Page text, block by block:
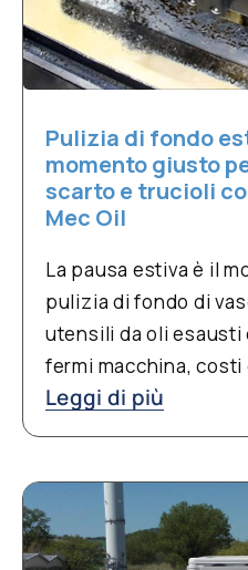
Pulizia di fondo
momento giusto
scarto e trucioli
Mec Oil
La pausa estiva è il
pulizia di fondo di
utensili da oli
fermi macchina,
Leggi di più